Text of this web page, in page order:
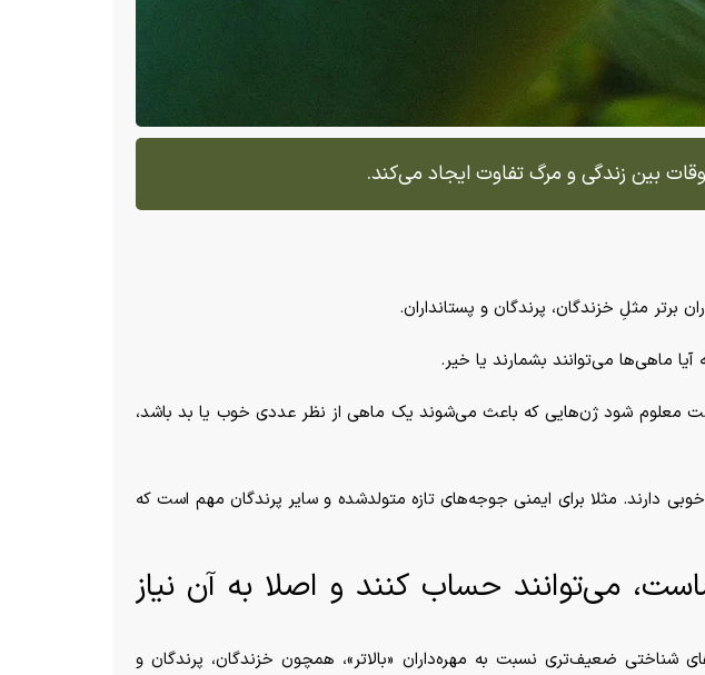
بین زندگی و مرگ تفاوت ایجاد می‌کند.
برتر مثلِ خزندگان، پرندگان و پستانداران.
ماهی‌ها می‌توانند بشمارند یا خیر.
معلوم شود ژن‌هایی که باعث می‌شوند یک ماهی از نظر عددی خوب یا بد باشد،
دارند. مثلا برای ایمنی جوجه‌های تازه متولدشده و سایر پرندگان مهم است که
می‌توانند حساب کنند و اصلا به آن نیاز
شناختی ضعیف‌تری نسبت به مهره‌داران «بالاتر»، همچون خزندگان، پرندگان و